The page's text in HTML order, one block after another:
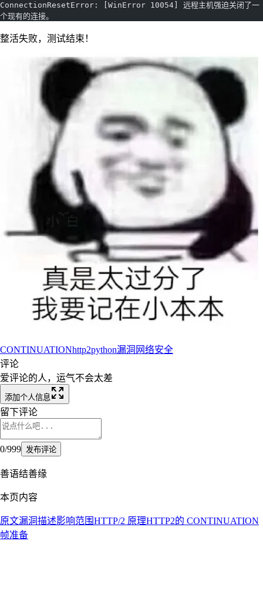
ConnectionResetError: [WinError 10054] 远程主机强迫关闭了一
个现有的连接。
整活失败，测试结束！
CONTINUATIONhttp2python漏洞 网络安全
评论
爱评论的人，运气不会太差
添加个人信息
留下评论
0/999 发布评论
善语结善缘
本页内容
原文漏洞描述影响范围HTTP/2 原理HTTP2的 CONTINUATION
帧准备